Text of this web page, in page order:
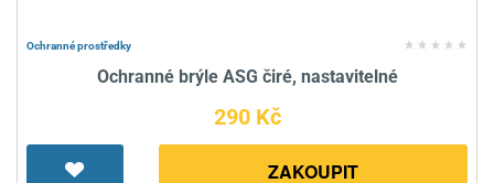
Ochranné prostředky
Ochranné brýle ASG čiré, nastavitelné
290 Kč
ZAKOUPIT